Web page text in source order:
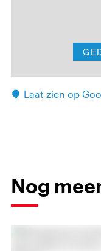
Laat zien op
Nog